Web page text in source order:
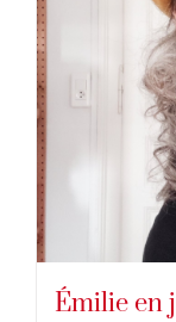
Émilie en